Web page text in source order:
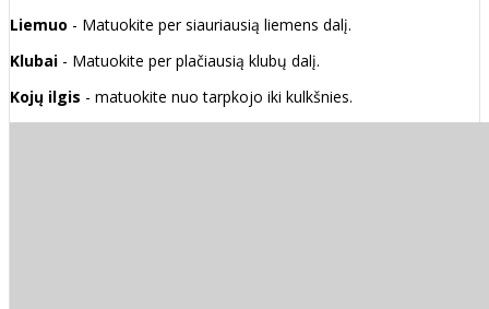
Liemuo - Matuokite per siauriausią liemens dalį.
Klubai - Matuokite per plačiausią klubų dalį.
Kojų ilgis - matuokite nuo tarpkojo iki kulkšnies.